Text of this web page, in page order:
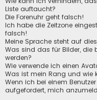
Liste auftaucht?
Die Forenuhr geht falsch!
Ich habe die Zeitzone
falsch!
Meine Sprache steht auf
Was sind das für Bilder, die
werden?
Wie verwende ich einen
Was ist mein Rang und wie
Wenn ich bei einem
aufgefordert, mich